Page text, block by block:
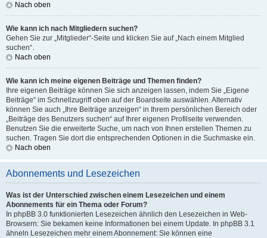
Nach oben
Wie kann ich nach Mitgliedern suchen?
Gehen Sie zur „Mitglieder“-Seite und klicken Sie auf „Nach einem Mitglied
suchen“.
Nach oben
Wie kann ich meine eigenen Beiträge und Themen finden?
Ihre eigenen Beiträge können Sie sich anzeigen lassen, indem Sie „Eigene
Beiträge“ im Schnellzugriff oben auf der Boardseite auswählen. Alternativ
können Sie auch „Ihre Beiträge anzeigen“ in Ihrem persönlichen Bereich oder
„Beiträge des Benutzers suchen“ auf Ihrer eigenen Profilseite verwenden.
Benutzen Sie die erweiterte Suche, um nach von Ihnen erstellen Themen zu
suchen. Tragen Sie dort die entsprechenden Optionen in die Suchmaske ein.
Nach oben
Abonnements und Lesezeichen
Was ist der Unterschied zwischen einem Lesezeichen und einem
Abonnements für ein Thema oder Forum?
In phpBB 3.0 funktionierten Lesezeichen ähnlich den Lesezeichen in Web-
Browsern: Sie bekamen keine Informationen bei einem Update. In phpBB 3.1
ähneln Lesezeichen mehr einem Abonnement: Sie können eine